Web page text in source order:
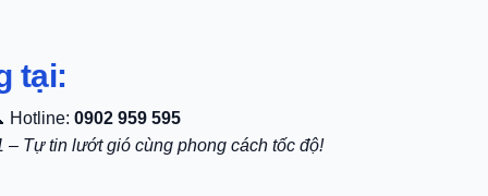
tại:
Hotline:0902 959 595
– Tự tin lướt gió cùng phong cách tốc độ!